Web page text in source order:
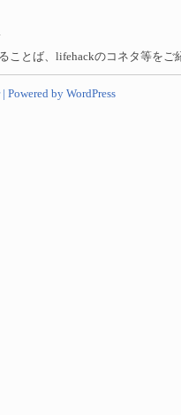
.
ことば、lifehackのコネタ等をご
Powered by WordPress